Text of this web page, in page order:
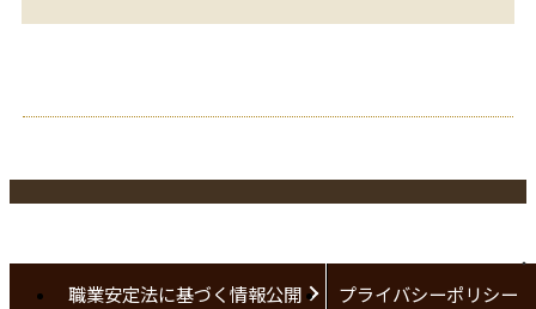
職業安定法に基づく情報公開 プライバシーポリシー